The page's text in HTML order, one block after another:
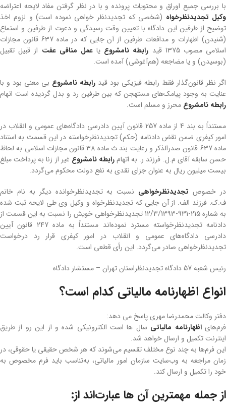
با بررسی جمیع اوراق و محتویات پرونده و با در نظر گرفتن مفاد لایحه اعتراضه
وکیل تجدیدنظرخواه (شخصی که تجدیدنظر خواهی نموده است) و لزوم اخذ
توضیح از طرفین این دادگاه با تعیین وقت رسیدگی و دعوت از طرفین و استماع
(شنیدن) اظهارات و مدافعات طرفین از آن جایی که در ماده 637 قانون مجازات
اسلامی مصوب 1375 قید
رابطه نامشروع یاعمل منافی عفت از قبیل تقبیل
(بوسیدن) و یا مضاجعه (هم‌آغوشی) آمده است.
اگر نظر قانون‌گذار فقط رابطه فیزیکی بود قید رابطه نامشروع بی معنی بود و با
عنایت به وجود پیامک‌های مستهجن که بین طرفین رد و بدل گردیده است اتهام
رابطه نامشروع محرز و مسلم است.
مستنداً به بند 4 از ماده 257 قانون آیین دادرسی دادگاه‌های عمومی و انقلاب در
امور کیفری ضمن نقض دادنامه (حکم) تجدیدنظرخواسته در این قسمت به استناد
ماده 637 قانون صدرالذکر و رعایت بند ث ماده 38 قانون مجازات اسلامی به لحاظ
حسن سابقه آقای م.ل. فرزند ر. به اتهامرابطه نامشروع غیر از زنا به پرداخت مبلغ
بیست میلیون ریال به عنوان جزای نقدی به نفع دولت محکوم می‌گردد.
در خصوص تجدیدنظرخواهی نسبت به تجدیدنظرخوانده دیگر به نام خانم
ف.ک. فرزند الف. از آن جایی که تجدیدنظرخواه و وکیل وی طی لایحه ثبت شده
به شماره 215-931-12/3/1393 تجدیدنظرخواهی خویش را نسبت به این قسمت از
دادنامه تجدیدنظرخواسته مسترد نموده‌اند مستنداً به ماده 247 قانون آیین
دادرسی دادگاه‌های عمومی و انقلاب در امور کیفری قرار رد درخواست
تجدیدنظرخواهی صادر می‌گردد. این رأی قطعی است.
رئیس شعبه 57 دادگاه تجدیدنظراستان تهران – مستشار دادگاه
انواع اظهارنامه مالیاتی کدام است؟
دفتر وکالت محمدرضا مهری پاسخ می دهد:
فرم‌هایاظهارنامه مالیاتی سال ها است الکترونیکی شده و از این رو از طریق
اینترنت تکمیل و ارسال خواهد شد.
این فرم‌ها به چند نوع مختلف تقسیم می‌شوند که هر شخص حقیقی یا حقوقی، در
زمان مراجعه به وب‌سایت سازمان امور مالیاتی، به‌تناسب باید فرم مخصوص به
خود را تکمیل و ارسال کند.
از جمله مهمترین آن ها عبارت‌اند از: